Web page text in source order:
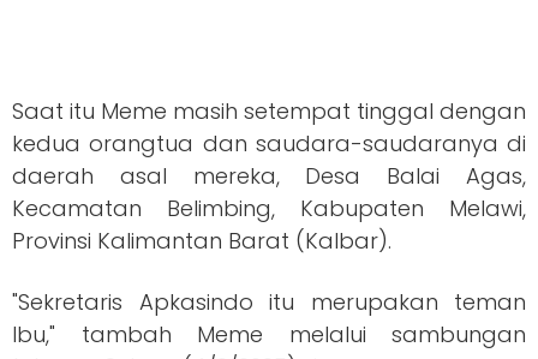
Saat itu Meme masih setempat tinggal dengan
kedua orangtua dan saudara-saudaranya di
daerah asal mereka, Desa Balai Agas,
Kecamatan Belimbing, Kabupaten Melawi,
Provinsi Kalimantan Barat (Kalbar).
"Sekretaris Apkasindo itu merupakan teman
Ibu," tambah Meme melalui sambungan